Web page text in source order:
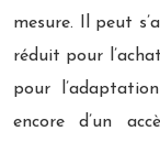
mesure. Il peut
réduit pour
pour
encore d’un